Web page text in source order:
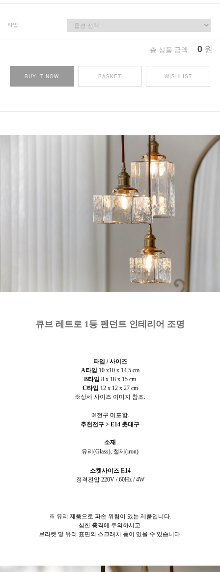
타입
총 상품 금액 0 원
BUY IT NOW BASKET WISHLIST
큐브 레트로 1등 펜던트 인테리어 조명
타입 / 사이즈
A타입 10 x10 x 14.5 cm
B타입 8 x 18 x 15 cm
C타입 12 x 12 x 27 cm
※상세 사이즈 이미지 참조.
※전구 미포함.
추천전구 > E14 촛대구
소재
유리(Glass), 철제(iron)
소켓사이즈 E14
정격전압 220V / 60Hz / 4W
※ 유리 제품으로 파손 위험이 있는 제품입니다.
심한 충격에 주의하시고
브라켓 및 유리 표면의 스크래치 등이 있을 수 있습니다.